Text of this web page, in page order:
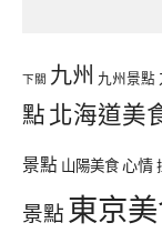
下關 九州 九州景點
點北海道美
景點 山陽美食心情
景點 東京